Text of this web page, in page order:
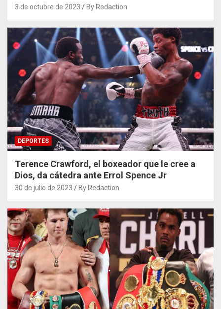
3 de octubre de 2023 By Redaction
DEPORTES
Terence Crawford, el boxeador que le cree a
Dios, da cátedra ante Errol Spence Jr
30 de julio de 2023 By Redaction